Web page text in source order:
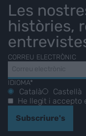
Les
històries,
CORREU ELECTRÒNIC
IDIOMA*
Català
Castellà
He llegit i accepto
Subscriure's